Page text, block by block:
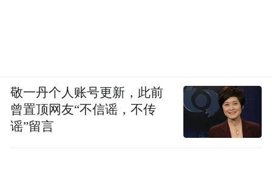
敬一丹个人账号更新，此前
曾置顶网友“不信谣，不传
谣”留言